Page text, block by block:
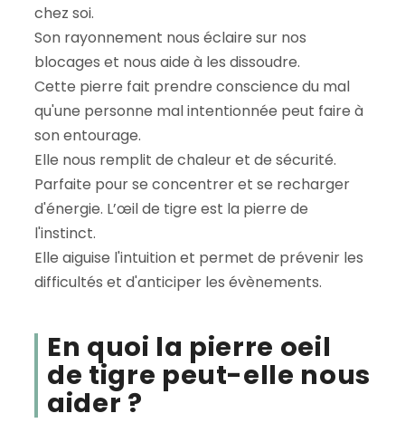
chez soi.
Son rayonnement nous éclaire sur nos
blocages et nous aide à les dissoudre.
Cette pierre fait prendre conscience du mal
qu'une personne mal intentionnée peut faire à
son entourage.
Elle nous remplit de chaleur et de sécurité.
Parfaite pour se concentrer et se recharger
d'énergie. L’œil de tigre est la pierre de
l'instinct.
Elle aiguise l'intuition et permet de prévenir les
difficultés et d'anticiper les évènements.
En quoi la pierre oeil
de tigre peut-elle nous
aider ?